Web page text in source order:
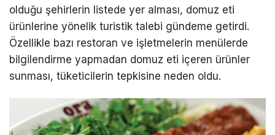
olduğu şehirlerin listede yer alması, domuz eti
ürünlerine yönelik turistik talebi gündeme getirdi.
Özellikle bazı restoran ve işletmelerin menülerde
bilgilendirme yapmadan domuz eti içeren ürünler
sunması, tüketicilerin tepkisine neden oldu.